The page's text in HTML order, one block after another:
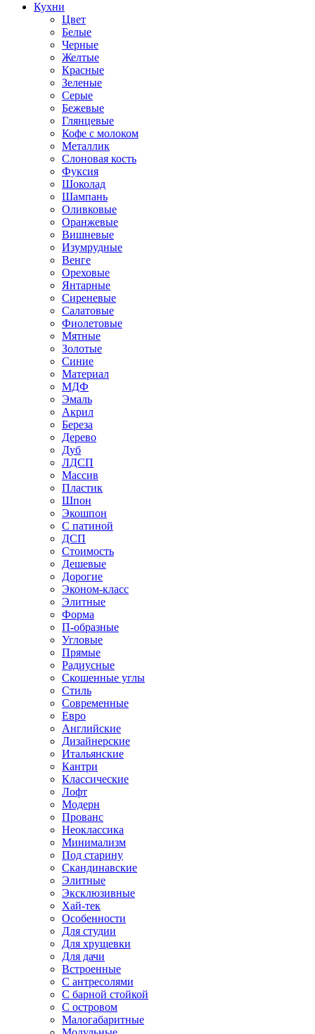
Кухни
Цвет
Белые
Черные
Желтые
Красные
Зеленые
Серые
Бежевые
Глянцевые
Кофе с молоком
Металлик
Слоновая кость
Фуксия
Шоколад
Шампань
Оливковые
Оранжевые
Вишневые
Изумрудные
Венге
Ореховые
Янтарные
Сиреневые
Салатовые
Фиолетовые
Мятные
Золотые
Синие
Материал
МДФ
Эмаль
Акрил
Береза
Дерево
Дуб
ЛДСП
Массив
Пластик
Шпон
Экошпон
С патиной
ДСП
Стоимость
Дешевые
Дорогие
Эконом-класс
Элитные
Форма
П-образные
Угловые
Прямые
Радиусные
Скошенные углы
Стиль
Современные
Евро
Английские
Дизайнерские
Итальянские
Кантри
Классические
Лофт
Модерн
Прованс
Неоклассика
Минимализм
Под старину
Скандинавские
Элитные
Эксклюзивные
Хай-тек
Особенности
Для студии
Для хрущевки
Для дачи
Встроенные
С антресолями
С барной стойкой
С островом
Малогабаритные